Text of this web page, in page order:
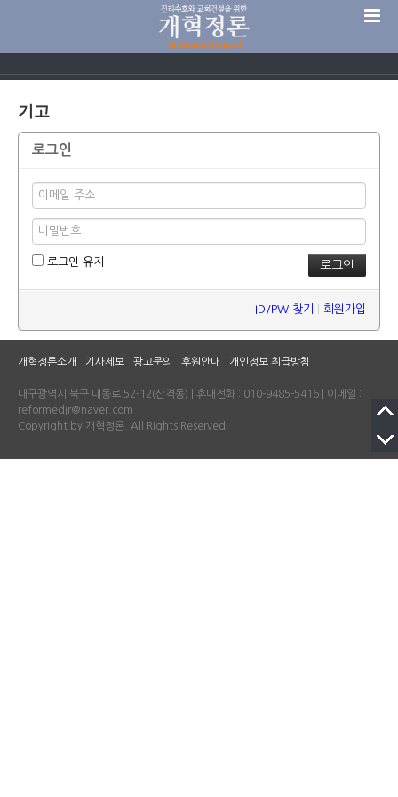
기고
로그인
로그인 유지
ID/PW 찾기 회원가입
개혁정론소개 기사제보 광고문의 후원안내 개인정보 취급방침
대구광역시 북구 대동로 52-12(산격동) | 휴대전화 : 010-9485-5416 | 이메일 :
reformedjr@naver.com
Copyright by 개혁정론. All Rights Reserved.